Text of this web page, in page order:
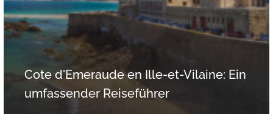
Cote d'Emeraude en Ille-et-Vilaine: Ein
umfassender Reiseführer